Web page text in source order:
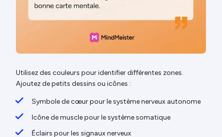
Utilisez des couleurs pour identifier différentes zones.
Ajoutez de petits dessins ou icônes :
Symbole de cœur pour le système nerveux autonome
Icône de muscle pour le système somatique
Éclairs pour les signaux nerveux